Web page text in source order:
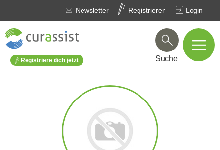
Login
Registrieren
Newsletter
Registriere dich jetzt Suche